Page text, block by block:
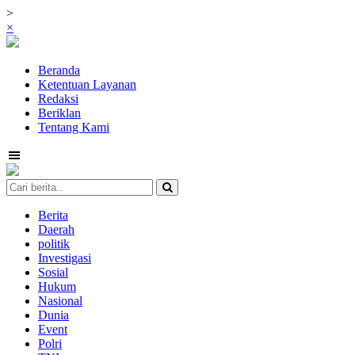
>
×
Beranda
Ketentuan Layanan
Redaksi
Beriklan
Tentang Kami
Berita
Daerah
politik
Investigasi
Sosial
Hukum
Nasional
Dunia
Event
Polri